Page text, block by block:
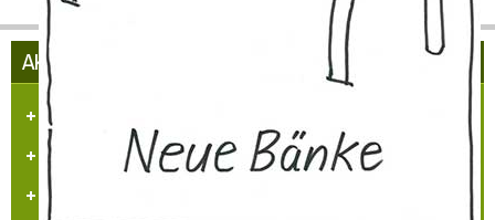
AKTUELLES AUS HÜLCHRATH
Herzlich Willkommen in Hülchrath
Führungen in der Schloss-Stadt-Hülchrath
Mängelmelder der Stadt GV